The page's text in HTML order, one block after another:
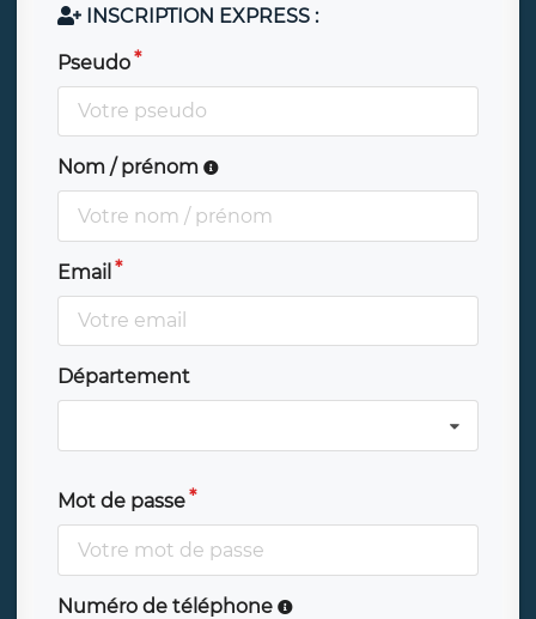
INSCRIPTION EXPRESS :
Pseudo
Nom / prénom
Email
Département
Mot de passe
Numéro de téléphone